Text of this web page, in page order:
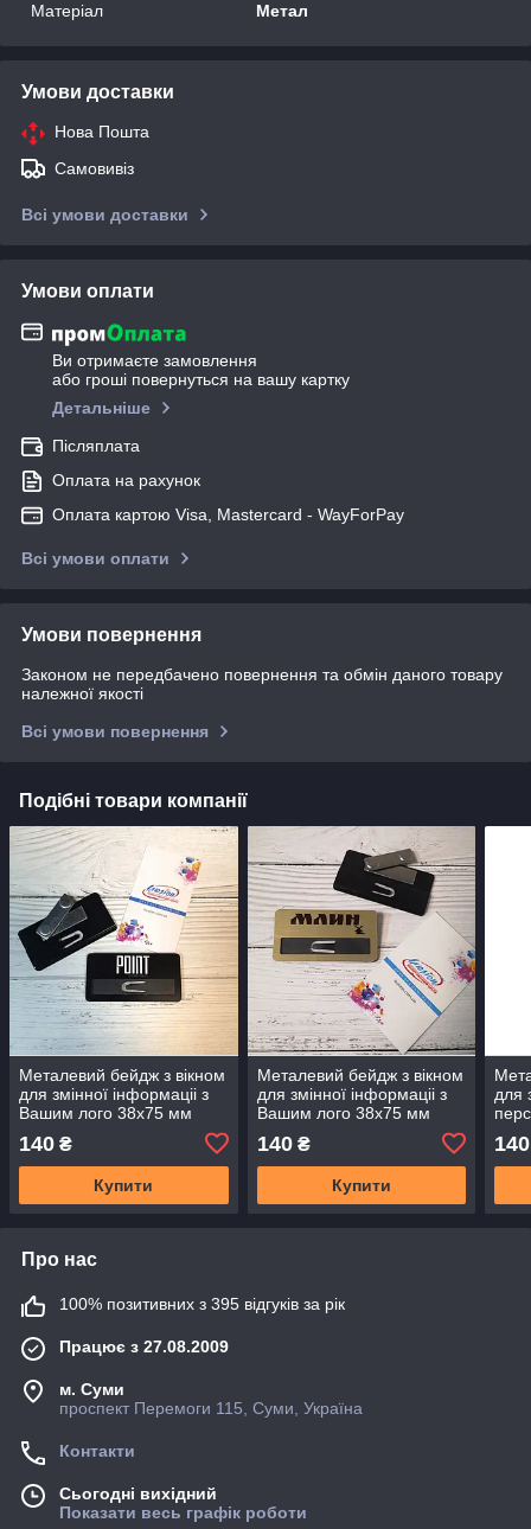
Матеріал
Метал
Умови доставки
Нова Пошта
Самовивіз
Всі умови доставки
Умови оплати
Ви отримаєте замовлення
або гроші повернуться на вашу картку
Детальніше
Післяплата
Оплата на рахунок
Оплата картою Visa, Mastercard - WayForPay
Всі умови оплати
Умови повернення
Законом не передбачено повернення та обмін даного товару
належної якості
Всі умови повернення
Подібні товари компанії
Металевий бейдж з вікном
для змінної інформаціі з
Вашим лого 38х75 мм
140 ₴
Купити
Металевий бейдж з вікном
для змінної інформаціі з
Вашим лого 38х75 мм
140₴
Купити
для
140
Про нас
100% позитивних з 395 відгуків за рік
Працює з 27.08.2009
м. Суми
проспект Перемоги 115, Суми, Україна
Контакти
Сьогодні вихідний
Показати весь графік роботи